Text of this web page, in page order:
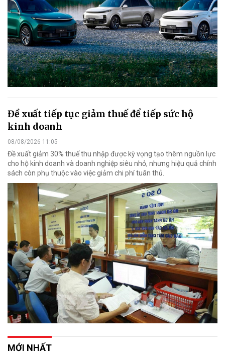
Đề xuất tiếp tục giảm thuế để tiếp sức hộ
kinh doanh
08/08/2026 11:05
Đề xuất giảm 30% thuế thu nhập được kỳ vọng tạo thêm nguồn lực
cho hộ kinh doanh và doanh nghiệp siêu nhỏ, nhưng hiệu quả chính
sách còn phụ thuộc vào việc giảm chi phí tuân thủ.
MỚI NHẤT